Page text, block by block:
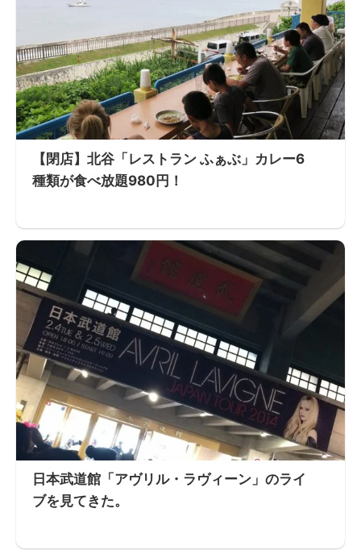
【閉店】北谷「レストラン ふぁぶ」カレー6
種類が食べ放題980円！
日本武道館「アヴリル・ラヴィーン」のライ
ブを見てきた。